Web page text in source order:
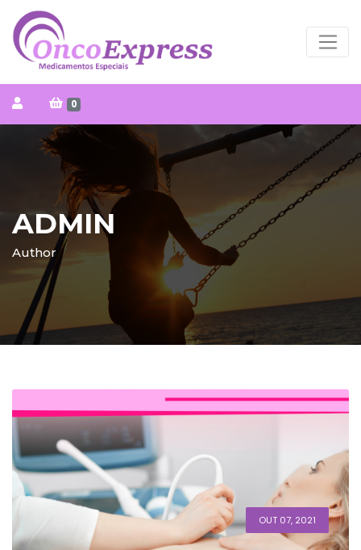
0
ADMIN
Author
OUT 07, 2021